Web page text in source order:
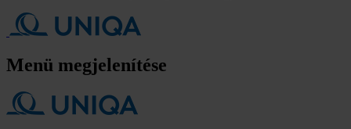
Menü megjelenítése